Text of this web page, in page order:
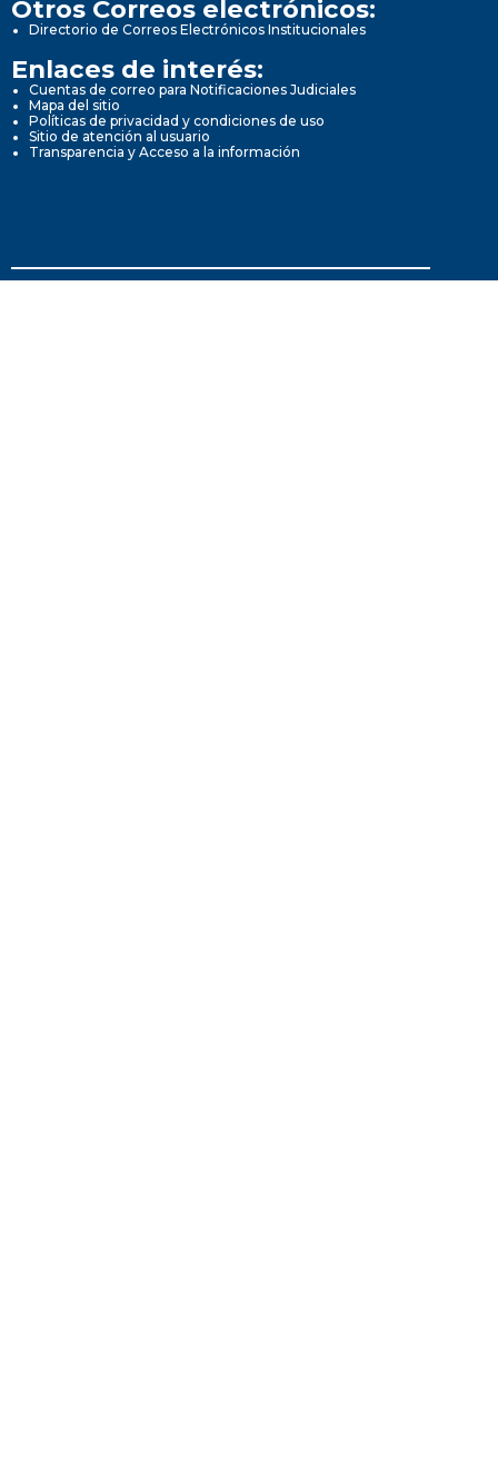
Otros Correos electrónicos:
Directorio de Correos Electrónicos Institucionales
Enlaces de interés:
Cuentas de correo para Notificaciones Judiciales
Mapa del sitio
Políticas de privacidad y condiciones de uso
Sitio de atención al usuario
Transparencia y Acceso a la información